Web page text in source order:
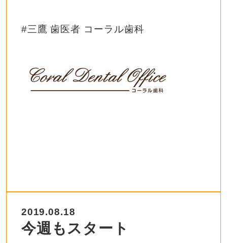
#三鷹 歯医者 コーラル歯科
2019.08.18
今週もスタート